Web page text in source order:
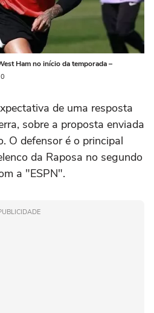
Ham no início da temporada –
de uma resposta
sobre a proposta enviada
O defensor é o principal
da Raposa no segundo
a "ESPN".